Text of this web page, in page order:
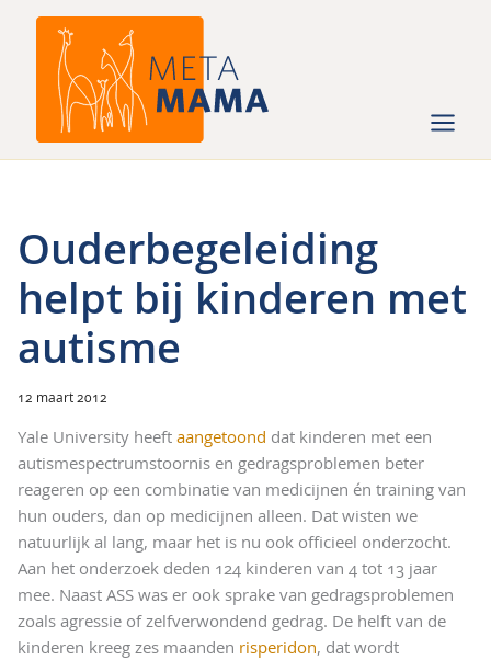
Ouderbegeleiding
helpt bij kinderen met
autisme
12 maart 2012
Yale University heeft aangetoond dat kinderen met een
autismespectrumstoornis en gedragsproblemen beter
reageren op een combinatie van medicijnen én training van
hun ouders, dan op medicijnen alleen. Dat wisten we
natuurlijk al lang, maar het is nu ook officieel onderzocht.
Aan het onderzoek deden 124 kinderen van 4 tot 13 jaar
mee. Naast ASS was er ook sprake van gedragsproblemen
zoals agressie of zelfverwondend gedrag. De helft van de
kinderen kreeg zes maanden risperidon, dat wordt